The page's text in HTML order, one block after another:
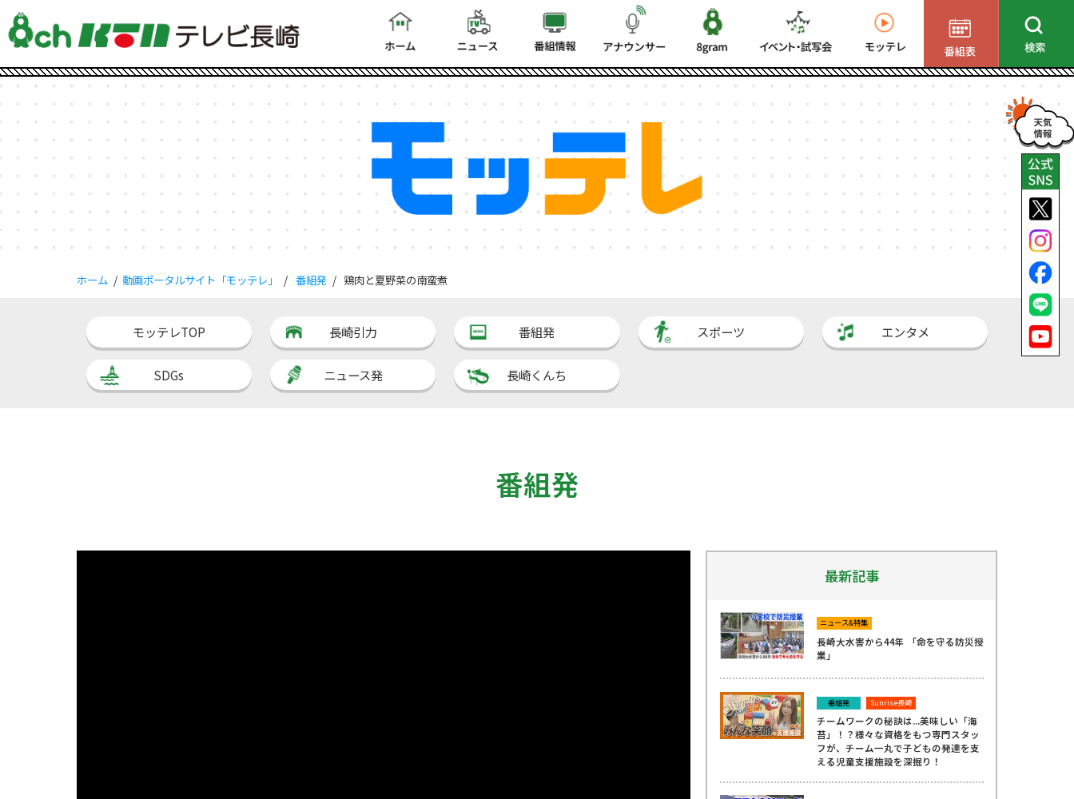
ホーム 動画ポータルサイト「モッテレ」 番組発 鶏肉と夏野菜の南蛮煮
モッテレTOP 長崎引力 番組発 スポーツ エンタメ
SDGs ニュース発 長崎くんち
番組発
最新記事
ニュース&特集
長崎大水害から44年 「命を守る防災授
業」
番組発 Sunrise長崎
チームワークの秘訣は...美味しい「海
苔」！？様々な資格をもつ専門スタッ
フが、チーム一丸で子どもの発達を支
える児童支援施設を深掘り！